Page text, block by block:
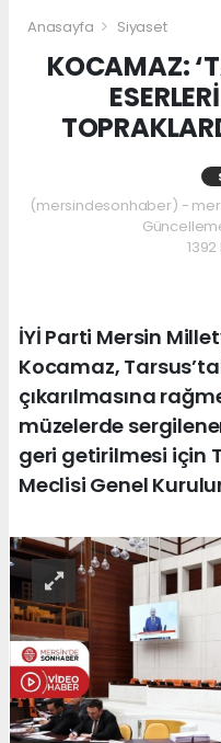
Anasayfa Siyaset
KOCAMAZ:
(mersindesonhaber) -
İYİ Parti Mersin
Kocamaz,
çıkarılmasına
müzelerde
geri getirilmesi için
Meclisi Genel